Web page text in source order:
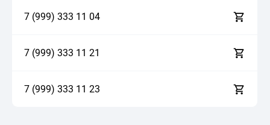
7 (999) 333 1 1 04
7 (999) 333 1 1 21
7 (999) 333 1 1 23